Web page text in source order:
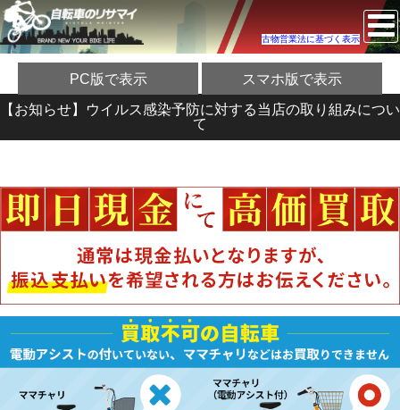
古物営業法に基づく表示
PC版で表示 スマホ版で表示
【お知らせ】ウイルス感染予防に対する当店の取り組みについ
て